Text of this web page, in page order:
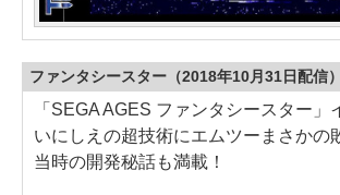
ファンタシースター（2018年10月31日配信）
「SEGA AGES ファンタシースター」
いにしえの超技術にエムツーまさか
当時の開発秘話も満載！